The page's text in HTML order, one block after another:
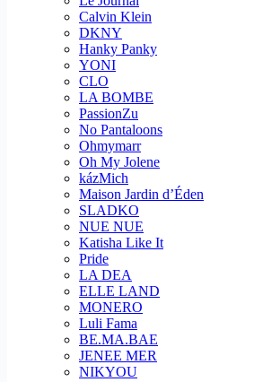
Calvin Klein
DKNY
Hanky Panky
YONI
CLO
LA BOMBE
PassionZu
No Pantaloons
Ohmymarr
Oh My Jolene
kázMich
Maison Jardin d’Éden
SLADKO
NUE NUE
Katisha Like It
Pride
LA DEA
ELLE LAND
MONERO
Luli Fama
BE.MA.BAE
JENEE MER
NIKYOU